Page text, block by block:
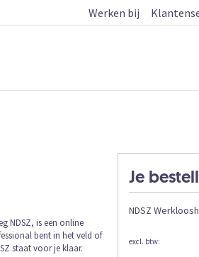
Werken bij
Je
NDSZ
NDSZ, is een online
bent in het veld of
staat voor je klaar.